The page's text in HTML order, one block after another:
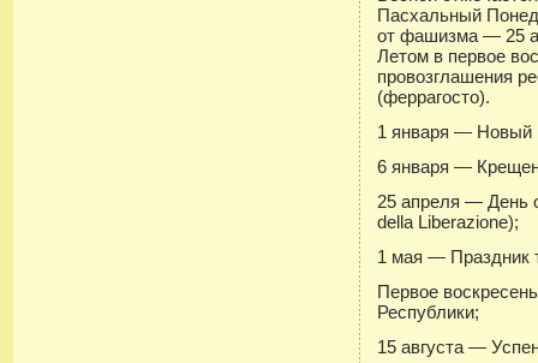
Пасхальный
от фашизма — 25
Летом в первое
провозглашения
(феррагосто).
1 января — Новый
6 января —
25 апреля — День
della Liberazione);
1 мая — Праздник
Первое
Республики;
15 августа —